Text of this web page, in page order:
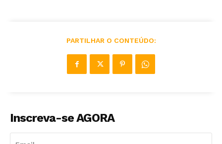
PARTILHAR O CONTEÚDO:
Inscreva-se AGORA